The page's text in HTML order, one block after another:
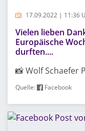
17.09.2022 | 11:36
Vielen lieben
Europäische
durften....
📸 Wolf Schaefer
Quelle: Facebook